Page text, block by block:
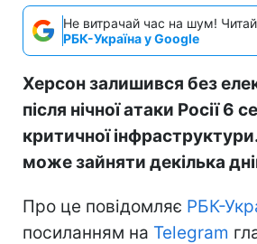
Не витрачай час на шум! Читай
РБК-Україна у Google
Херсон залишився без
після нічної атаки Росії 6
критичної
може зайняти декілька
Про це повідомляє РБК-
посиланням на Telegram